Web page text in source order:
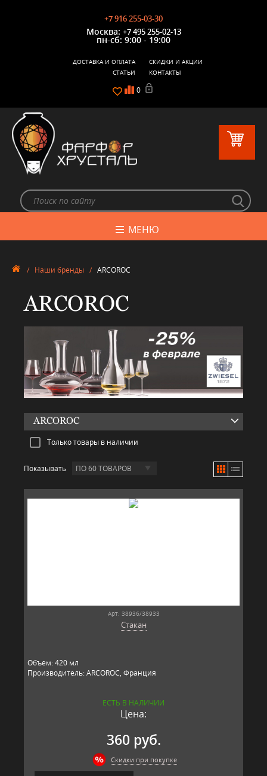
+7 916 255-03-30
Москва: +7 495 255-02-13
пн-сб: 9:00 - 19:00
0
ДОСТАВКА И ОПЛАТА
СКИДКИ И АКЦИИ
СТАТЬИ
КОНТАКТЫ
МЕНЮ
/ Наши бренды / ARCOROC
ARCOROC
ARCOROC
Только товары в наличии
Показывать ПО 60 ТОВАРОВ
Арт: 38936/38933
Стакан
Объем: 420 мл
Производитель: ARCOROC, Франция
ЕСТЬ В НАЛИЧИИ
Цена:
360 руб.
Скидки при покупке